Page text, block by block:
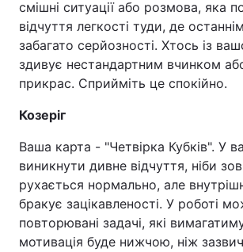
смішні ситуації або розмова, яка
відчуття легкості туди, де
забагато серйозності. Хтось із
здивує нестандартним вчинком
прикрас. Сприйміть це спокійно.
Козеріг
Ваша карта - "Четвірка Кубків".​​​​​​​ У
виникнути дивне відчуття, ніби
рухається нормально, але
бракує зацікавленості. У роботі
повторювані задачі, які
мотивація буде нижчою, ніж